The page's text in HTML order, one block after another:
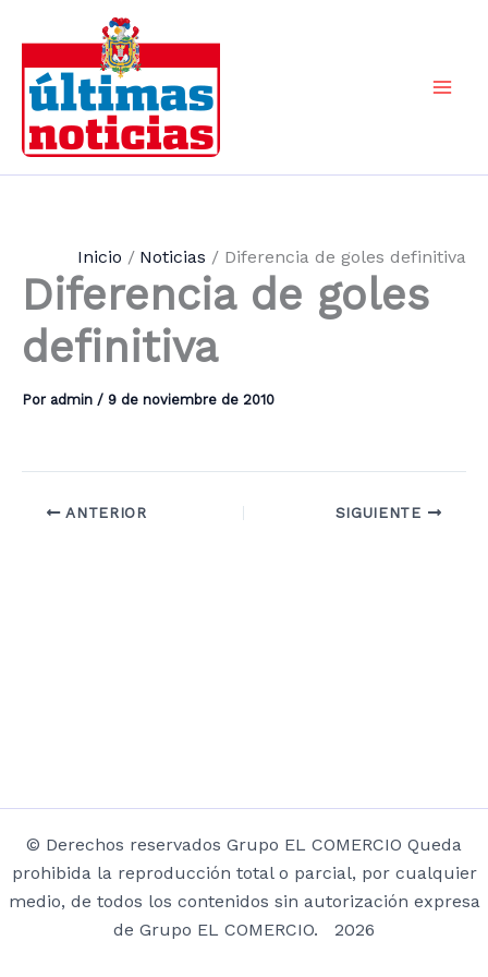
contenido
Inicio Noticias Diferencia de goles definitiva
Diferencia de goles
definitiva
Por admin / 9 de noviembre de 2010
ANTERIOR SIGUIENTE
© Derechos reservados Grupo EL COMERCIO Queda
prohibida la reproducción total o parcial, por cualquier
medio, de todos los contenidos sin autorización expresa
de Grupo EL COMERCIO. 2026